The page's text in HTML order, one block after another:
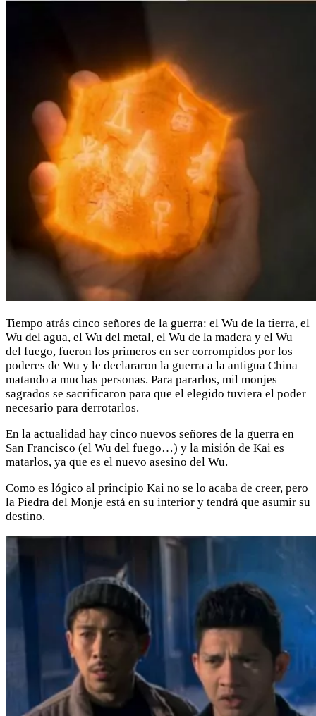
Tiempo atrás cinco señores de la guerra: el Wu de la tierra, el
Wu del agua, el Wu del metal, el Wu de la madera y el Wu
del fuego, fueron los primeros en ser corrompidos por los
poderes de Wu y le declararon la guerra a la antigua China
matando a muchas personas. Para pararlos, mil monjes
sagrados se sacrificaron para que el elegido tuviera el poder
necesario para derrotarlos.
En la actualidad hay cinco nuevos señores de la guerra en
San Francisco (el Wu del fuego…) y la misión de Kai es
matarlos, ya que es el nuevo asesino del Wu.
Como es lógico al principio Kai no se lo acaba de creer, pero
la Piedra del Monje está en su interior y tendrá que asumir su
destino.